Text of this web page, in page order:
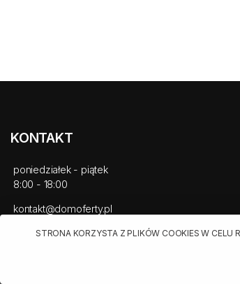
KONTAKT
poniedziałek - piątek
8:00 - 18:00
kontakt@domoferty.pl
STRONA KORZYSTA Z PLIKÓW COOKIES W CELU